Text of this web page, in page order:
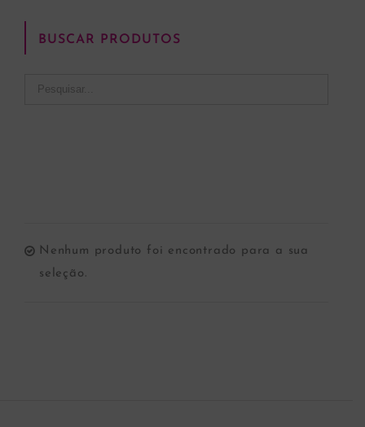
Nenhum produto foi encontrado para a sua
seleção.
BUSCAR PRODUTOS